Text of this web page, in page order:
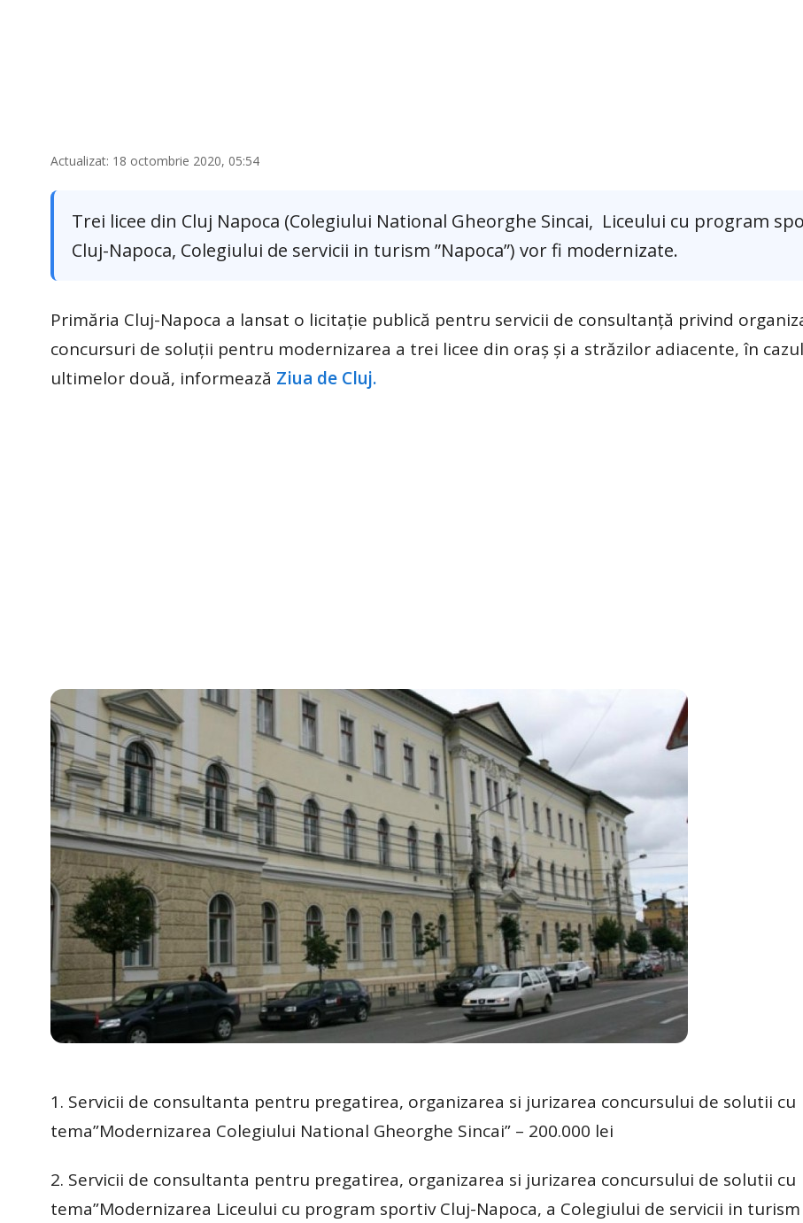
Actualizat: 18 octombrie 2020, 05:54
Trei licee din Cluj Napoca (Colegiului National Gheorghe Sincai, Liceului cu program
Cluj-Napoca, Colegiului de servicii in turism ”Napoca”) vor fi modernizate.
Primăria Cluj-Napoca a lansat o licitaţie publică pentru servicii de consultanţă privind
concursuri de soluţii pentru modernizarea a trei licee din oraş şi a străzilor adiacente, în cazul
ultimelor două, informează Ziua de Cluj.
1. Servicii de consultanta pentru pregatirea, organizarea si jurizarea concursului de solutii cu
tema”Modernizarea Colegiului National Gheorghe Sincai” – 200.000 lei
2. Servicii de consultanta pentru pregatirea, organizarea si jurizarea concursului de solutii cu
tema”Modernizarea Liceului cu program sportiv Cluj-Napoca, a Colegiului de servicii in turism